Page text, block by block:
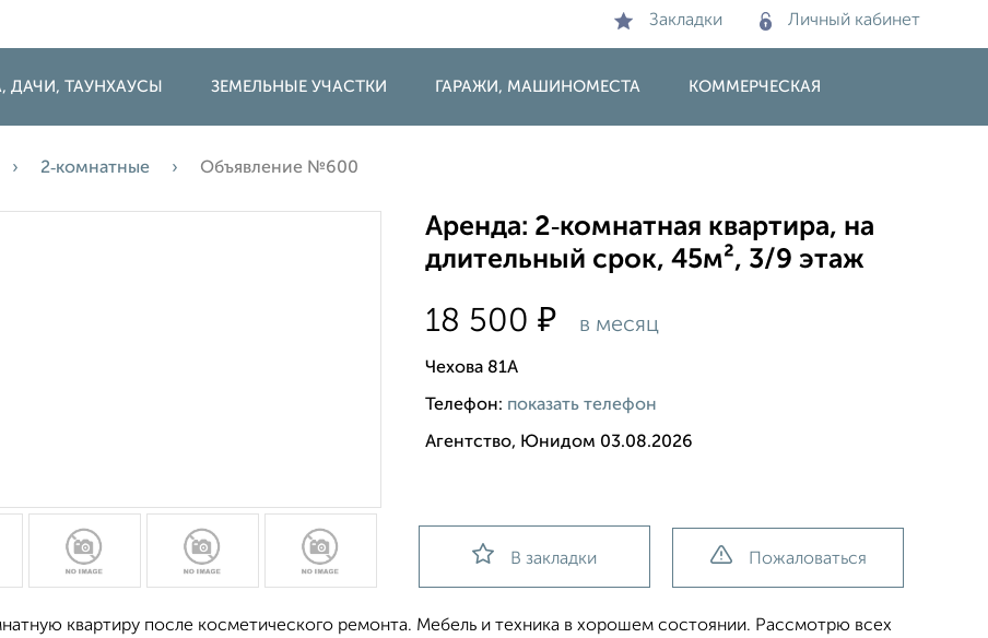
Закладки Личный кабинет
ДАЧИ, ТАУНХАУСЫ ЗЕМЕЛЬНЫЕ УЧАСТКИ ГАРАЖИ, МАШИНОМЕСТА КОММЕРЧЕСКАЯ
2‑комнатные Объявление №600
Аренда: 2‑комнатная квартира, на
длительный срок, 45м², 3/9 этаж
18 500₽ в месяц
Чехова 81А
Телефон: показать телефон
Агентство, Юнидом 03.08.2026
В закладки Пожаловаться
квартиру после косметического ремонта. Мебель и техника в хорошем состоянии. Рассмотрю всех